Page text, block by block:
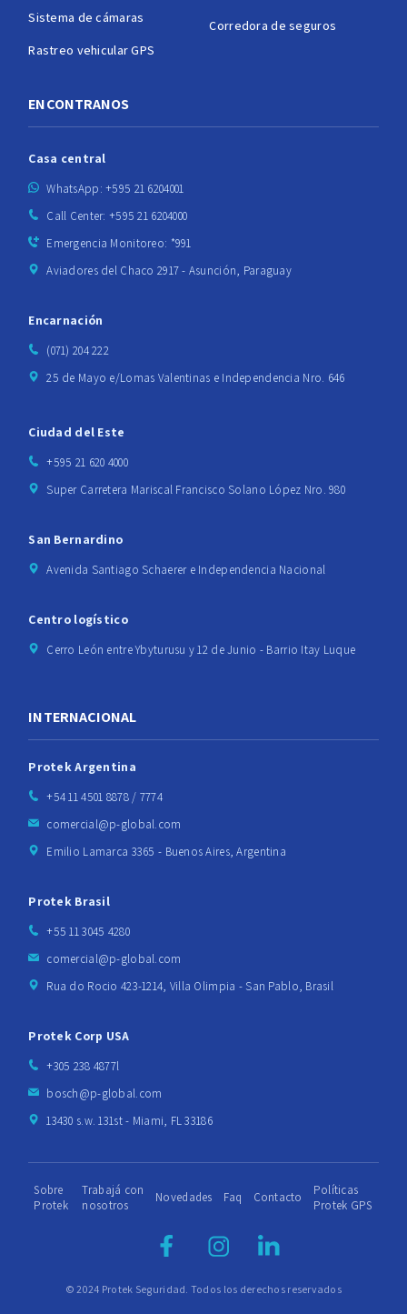
Sistema de cámaras
Rastreo vehicular GPS
Corredora de seguros
ENCONTRANOS
Casa central
WhatsApp: +595 21 6204001
Call Center: +595 21 6204000
Emergencia Monitoreo: *991
Aviadores del Chaco 2917 - Asunción, Paraguay
Encarnación
(071) 204 222
25 de Mayo e/Lomas Valentinas e Independencia Nro. 646
Ciudad del Este
+595 21 620 4000
Super Carretera Mariscal Francisco Solano López Nro. 980
San Bernardino
Avenida Santiago Schaerer e Independencia Nacional
Centro logístico
Cerro León entre Ybyturusu y 12 de Junio - Barrio Itay Luque
INTERNACIONAL
Protek Argentina
+54 11 4501 8878 / 7774
comercial@p-global.com
Emilio Lamarca 3365 - Buenos Aires, Argentina
Protek Brasil
+55 11 3045 4280
comercial@p-global.com
Rua do Rocio 423-1214, Villa Olimpia - San Pablo, Brasil
Protek Corp USA
+305 238 4877l
bosch@p-global.com
13430 s.w. 131st - Miami, FL 33186
© 2024 Protek Seguridad. Todos los derechos reservados
Sobre
Protek
Trabajá con
nosotros
Novedades Faq Contacto
Políticas
Protek GPS